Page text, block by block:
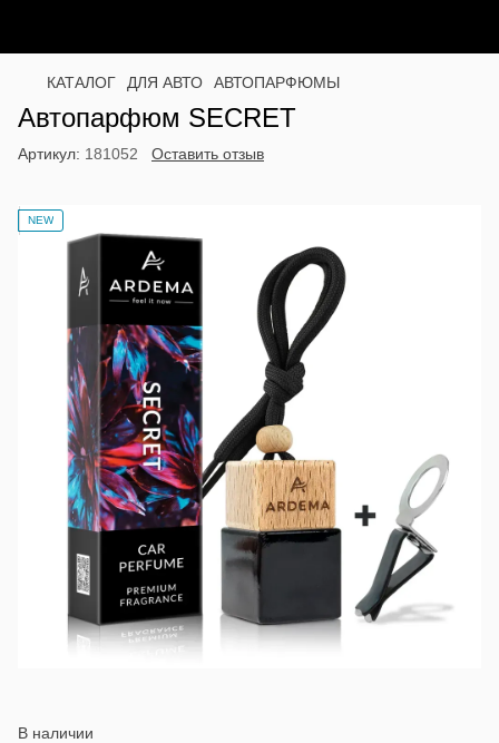
КАТАЛОГ ДЛЯ АВТО АВТОПАРФЮМЫ
Автопарфюм SECRET
Артикул: 181052 Оставить отзыв
NEW
В наличии